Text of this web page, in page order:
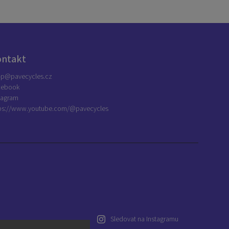
@pavecycles.cz
www.youtube.com/@pavecycles
Sledovat na Instagramu